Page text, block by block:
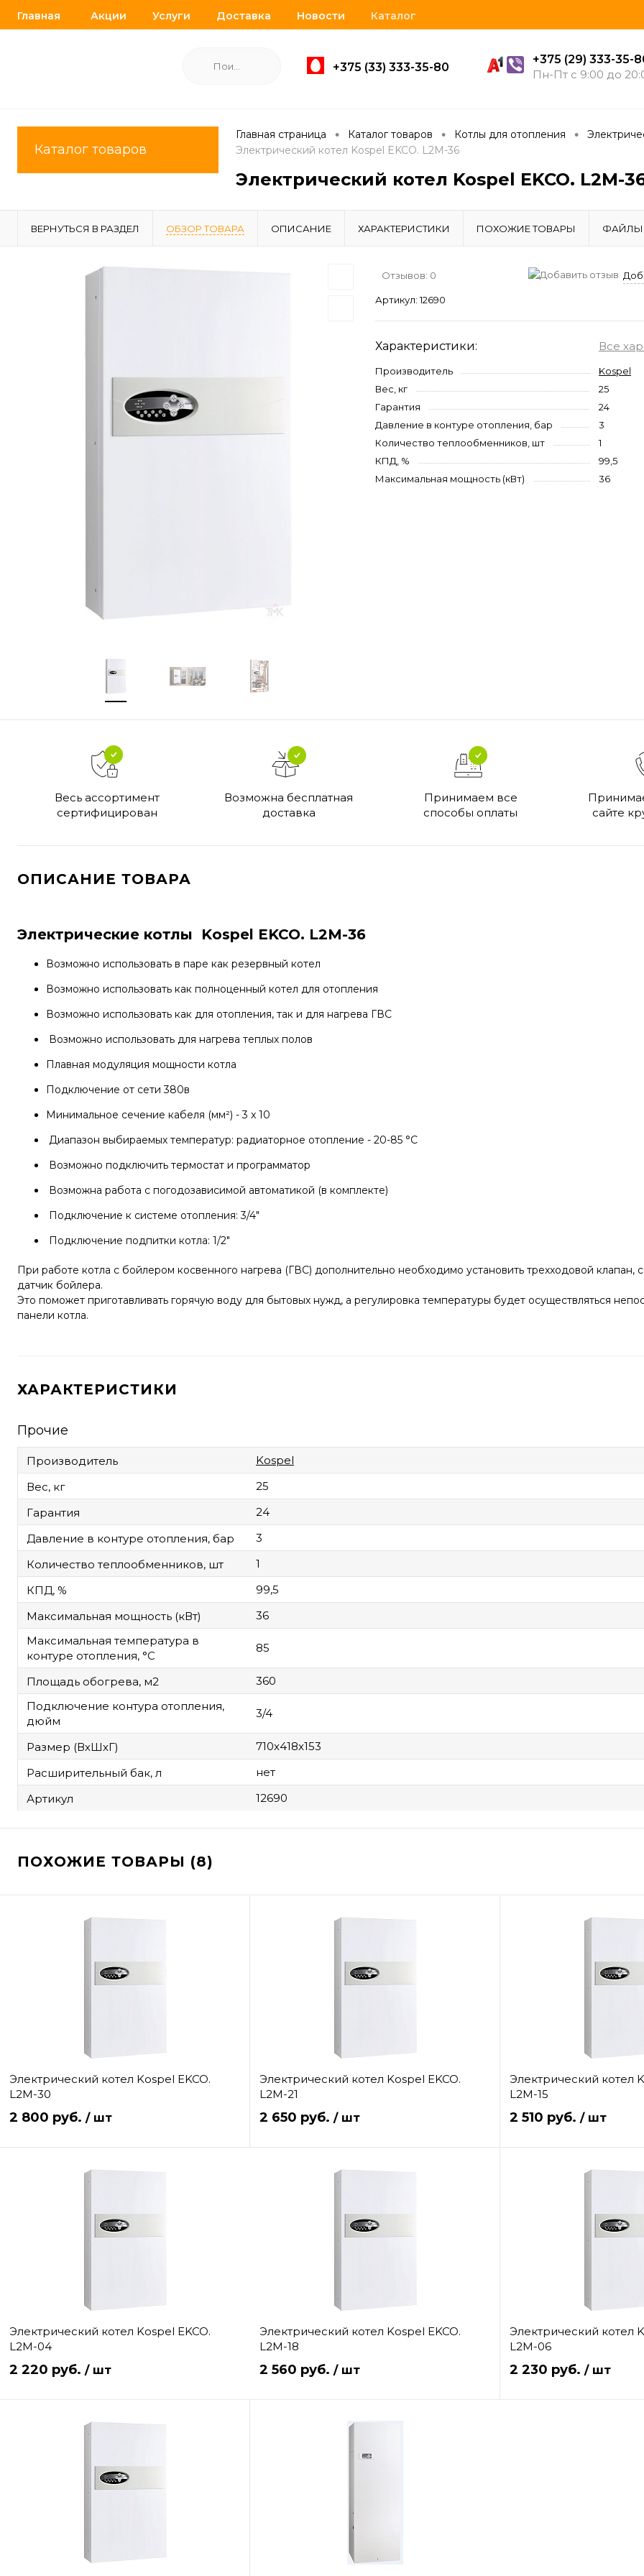
Главная Акции Услуги Доставка Новости Каталог
+375 (33) 333-35-80
+375 (29) 333-35-
Пн-Пт с 9:00 до
Каталог товаров
Главная страница • Каталог товаров • Котлы для отопления •
Электрический котел Kospel EKCO. L2M-36
Электрический котел Kospel EKCO. L2M-
ВЕРНУТЬСЯ В РАЗДЕЛ ОБЗОР ТОВАРА ОПИСАНИЕ ХАРАКТЕРИСТИКИ ПОХОЖИЕ ТОВАРЫ ФАЙЛЫ
Отзывов: 0
Артикул:12690
Характеристики: Все
Производитель
Kospel
Вес, кг
25
Гарантия
24
Давление в контуре отопления, бар
3
Количество теплообменников, шт
1
КПД, %
99,5
Максимальная мощность (кВт)
36
Весь ассортимент
сертифицирован
Возможна бесплатная
доставка
Принимаем все
способы оплаты
сайте
ОПИСАНИЕ ТОВАРА
Электрические котлы Kospel EKCO. L2M-36
Возможно использовать в паре как резервный котел
Возможно использовать как полноценный котел для отопления
Возможно использовать как для отопления, так и для нагрева ГВС
Возможно использовать для нагрева теплых полов
Плавная модуляция мощности котла
Подключение от сети 380в
Минимальное сечение кабеля (мм²) - 3 x 10
Диапазон выбираемых температур: радиаторное отопление - 20-85 °C
Возможно подключить термостат и программатор
Возможна работа с погодозависимой автоматикой (в комплекте)
Подключение к системе отопления: 3/4″
Подключение подпитки котла: 1/2″
При работе котла с бойлером косвенного нагрева (ГВС) дополнительно необходимо установить трехходовой клапан,
датчик бойлера.
Это поможет приготавливать горячую воду для бытовых нужд, а регулировка температуры будет осуществляться
панели котла.
ХАРАКТЕРИСТИКИ
Прочие
Производитель
Kospel
Вес, кг
25
Гарантия
24
Давление в контуре отопления, бар
3
Количество теплообменников, шт
1
КПД, %
99,5
Максимальная мощность (кВт)
36
Максимальная температура в
контуре отопления, °C
85
Площадь обогрева, м2
360
Подключение контура отопления,
дюйм
3/4
Размер (ВхШхГ)
710x418x153
Расширительный бак, л
нет
Артикул
12690
ПОХОЖИЕ ТОВАРЫ (8)
Электрический котел Kospel EKCO.
L2M-30
2 800 руб. / шт
Сравнение
Под заказ
Электрический котел Kospel EKCO.
L2M-21
2 650 руб. / шт
Сравнение
Электрический котел
L2M-15
2 510 руб. / шт
Электрический котел Kospel EKCO.
L2M-04
2 220 руб. / шт
Сравнение
Электрический котел Kospel EKCO.
L2M-18
2 560 руб. / шт
Электрический котел
L2M-06
2 230 руб. / шт